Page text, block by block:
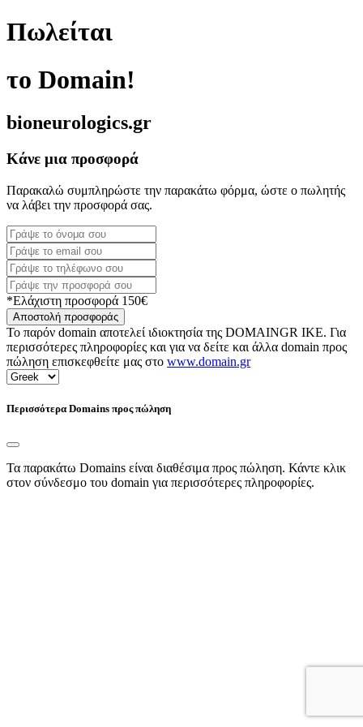
Πωλείται
το Domain!
bioneurologics.gr
Κάνε μια προσφορά
Παρακαλώ συμπληρώστε την παρακάτω φόρμα, ώστε ο πωλητής
να λάβει την προσφορά σας.
*Ελάχιστη προσφορά 150€
Αποστολή προσφοράς
Το παρόν domain αποτελεί ιδιοκτησία της DOMAINGR ΙΚΕ. Για
περισσότερες πληροφορίες και για να δείτε και άλλα domain προς
πώληση επισκεφθείτε μας στο www.domain.gr
Περισσότερα Domains προς πώληση
Τα παρακάτω Domains είναι διαθέσιμα προς πώληση. Κάντε κλικ
στον σύνδεσμο του domain για περισσότερες πληροφορίες.